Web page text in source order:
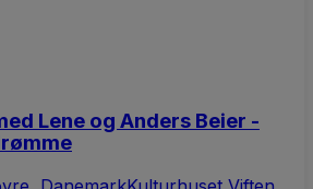
Lene og Anders Beier -